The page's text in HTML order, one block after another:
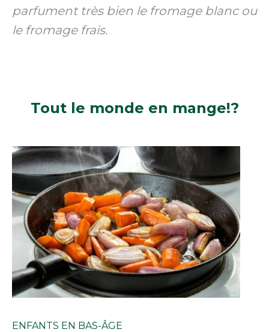
parfument très bien le fromage blanc ou
le fromage frais.
Tout le monde en mange!?
ENFANTS EN BAS-ÂGE